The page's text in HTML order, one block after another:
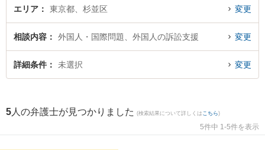
人KTG 杉並法律事務所の木村 恒平弁護士、レグルス法律事務所の山﨑 大志弁
談したい』『外国人の訴訟支援のトラブル解決の実績豊富な近くの弁護士を検
索したい』『初回相談無料で外国人の訴訟支援を法律相談できる杉並区内の弁
護士に相談予約したい』などでお困りの相談者さんにおすすめです。
エリア 東京都、杉並区 変更
相談内容 外国人・国際問題、外国人の訴訟支援 変更
詳細条件 未選択 変更
5 人の弁護士が見つかりました (検索結果について詳しくは こちら)
5件中 1-5件を表示